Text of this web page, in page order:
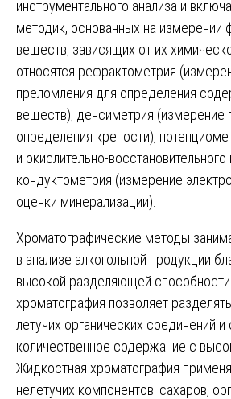
инструментального анализа и
методик, основанных на измерении
веществ, зависящих от их
относятся рефрактометрия
преломления для определения
веществ), денсиметрия (измерение
определения крепости),
и окислительно-восстановительного
кондуктометрия (измерение
оценки минерализации).
Хроматографические методы
в анализе алкогольной продукции
высокой разделяющей
хроматография позволяет
летучих органических соединений и
количественное содержание с
Жидкостная хроматография
нелетучих компонентов: сахаров,